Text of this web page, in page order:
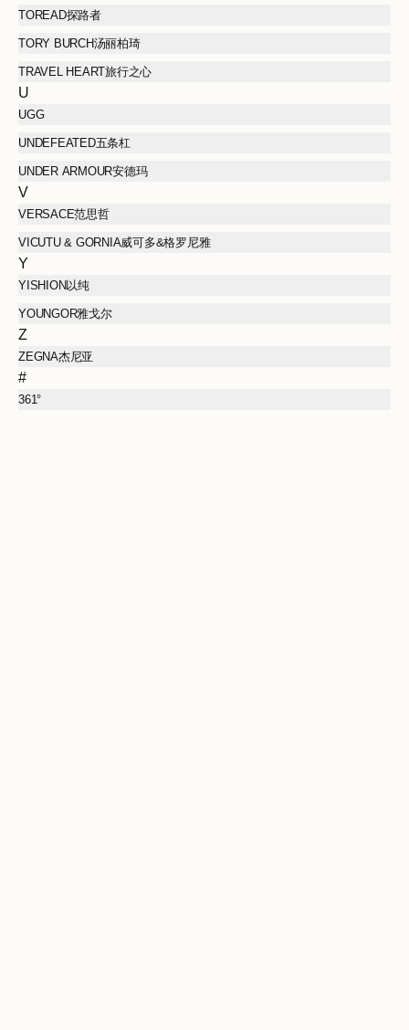
TOREAD探路者
TORY BURCH汤丽柏琦
TRAVEL HEART旅行之心
U
UGG
UNDEFEATED五条杠
UNDER ARMOUR安德玛
V
VERSACE范思哲
VICUTU & GORNIA威可多&格罗尼雅
Y
YISHION以纯
YOUNGOR雅戈尔
Z
ZEGNA杰尼亚
#
361°